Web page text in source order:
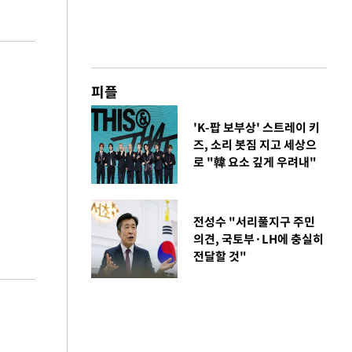
피플
'K-팝 보부상' 스트레이 키
즈, 소리 봇짐 지고 세상으
로 "韓 요소 깊게 우려내"
전성수 "서리풀지구 주민
의견, 국토부·LH에 충실히
전달할 것"